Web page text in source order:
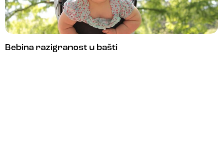
Bebina razigranost u bašti